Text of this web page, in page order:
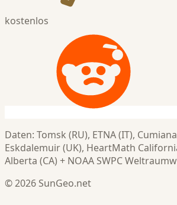
kostenlos
Daten: Tomsk (RU), ETNA (IT),
Eskdalemuir (UK), HeartMath
Alberta (CA) + NOAA SWPC
© 2026 SunGeo.net